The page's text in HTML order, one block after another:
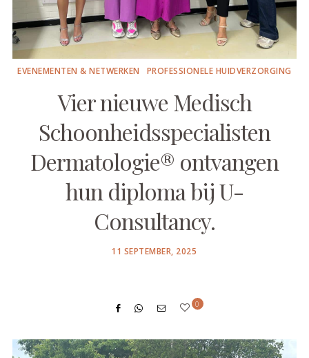
EVENEMENTEN & NETWERKEN PROFESSIONELE HUIDVERZORGING
Vier nieuwe Medisch
Schoonheidsspecialisten
Dermatologie® ontvangen
hun diploma bij U-
Consultancy.
POSTED
11 SEPTEMBER, 2025
0